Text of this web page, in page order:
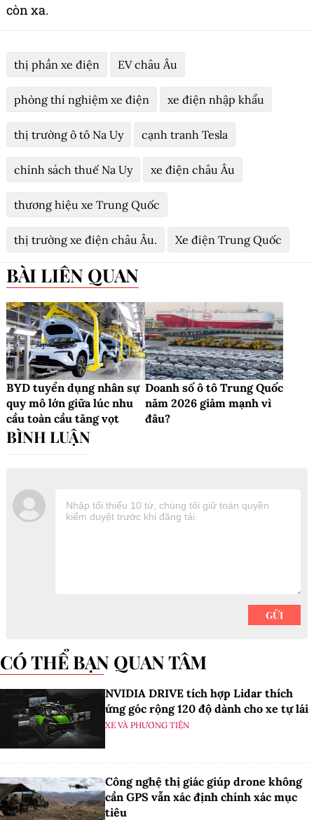
còn xa.
thị phần xe điện EV châu Âu
phòng thí nghiệm xe điện xe điện nhập khẩu
thị trường ô tô Na Uy cạnh tranh Tesla
chính sách thuế Na Uy xe điện châu Âu
thương hiệu xe Trung Quốc
thị trường xe điện châu Âu. Xe điện Trung Quốc
BÀI LIÊN QUAN
BYD tuyển dụng nhân sự
quy mô lớn giữa lúc nhu
cầu toàn cầu tăng vọt
Doanh số ô tô Trung Quốc
năm 2026 giảm mạnh vì
đâu?
CÓ THỂ BẠN QUAN TÂM
NVIDIA DRIVE tích hợp Lidar thích
ứng góc rộng 120 độ dành cho xe tự lái
XE VÀ PHƯƠNG TIỆN
Công nghệ thị giác giúp drone không
cần GPS vẫn xác định chính xác mục
tiêu